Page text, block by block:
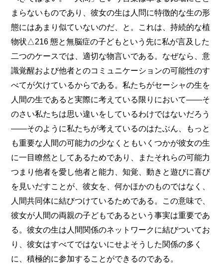
まらないものであり、彼女の生は人問に特徴的な生の形
態にはあまり似ていないのだ、と。これは、持続的な植
物状△216 態と無脳症の子どもという先に私が言及した
二つのケースでは、適切な物言いである。なぜなら、意
識覚醒および他者とのコミュニケーションの可能性のす
べてが欠けているからである。私たちがセーシャの生を
人間の生であると実際に考えている限りにおいて――そ
のさい私たちは思い違いをしているわけではないだろう
――そのように私たちが考えているのはたぶん、もっと
も重要な人間の可能力の少なくともいくつかが彼女の生
に一目瞭然としてあるためであり、またそれらの可能力
つまり他者を愛し他者と能力、知覚、動きと遊びに喜び
を見いだすことが、彼女を、何かほかのものではなく、
人間共同体に結びつけているためである。この意味で、
彼女が人間の両親の子どもであるという事実は重要であ
る。彼女の生は人間関係のネットワークに結びついてお
り、彼女はすべてではないにせよそうした関係の多く
に、積極的に参加することができるのである。